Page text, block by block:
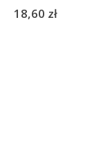
18,60 zł